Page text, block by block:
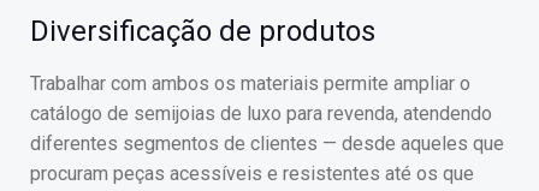
Diversificação de produtos
Trabalhar com ambos os materiais permite ampliar o
catálogo de semijoias de luxo para revenda, atendendo
diferentes segmentos de clientes — desde aqueles que
procuram peças acessíveis e resistentes até os que